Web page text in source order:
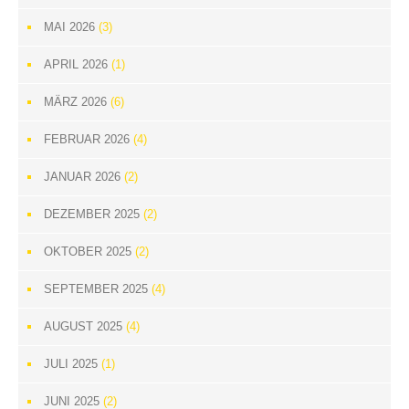
MAI 2026 (3)
APRIL 2026 (1)
MÄRZ 2026 (6)
FEBRUAR 2026 (4)
JANUAR 2026 (2)
DEZEMBER 2025 (2)
OKTOBER 2025 (2)
SEPTEMBER 2025 (4)
AUGUST 2025 (4)
JULI 2025 (1)
JUNI 2025 (2)